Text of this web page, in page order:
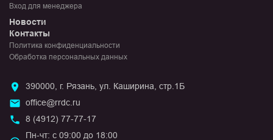
Вход для менеджера
Новости
Контакты
Политика конфиденциальности
Обработка персональных данных
390000, г. Рязань, ул. Каширина, стр.1Б
office@rrdc.ru
8 (4912) 77-77-17
Пн-чт: с 09:00 до 18:00